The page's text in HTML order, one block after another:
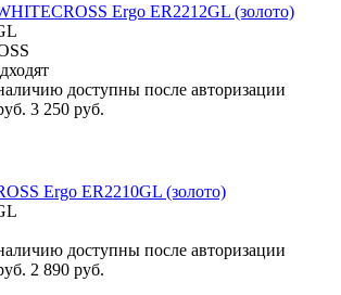
Ergo ER2212GL (золото)
доступны после авторизации
3 250 руб.
Ergo ER2210GL (золото)
доступны после авторизации
2 890 руб.